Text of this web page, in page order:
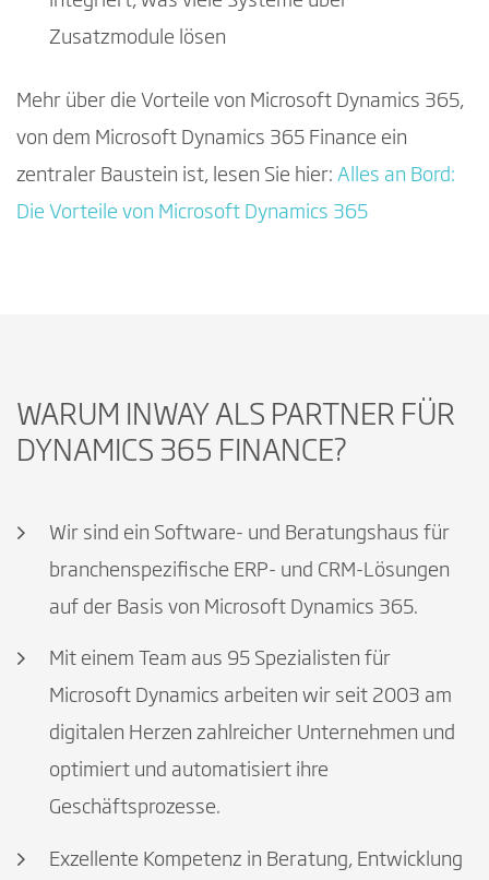
Zusatzmodule lösen
Mehr über die Vorteile von Microsoft Dynamics 365,
von dem Microsoft Dynamics 365 Finance ein
zentraler Baustein ist, lesen Sie hier: Alles an Bord:
Die Vorteile von Microsoft Dynamics 365
WARUM INWAY ALS PARTNER FÜR
DYNAMICS 365 FINANCE?
Wir sind ein Software- und Beratungshaus für
branchenspezifische ERP- und CRM-Lösungen
auf der Basis von Microsoft Dynamics 365.
Mit einem Team aus 95 Spezialisten für
Microsoft Dynamics arbeiten wir seit 2003 am
digitalen Herzen zahlreicher Unternehmen und
optimiert und automatisiert ihre
Geschäftsprozesse.
Exzellente Kompetenz in Beratung, Entwicklung